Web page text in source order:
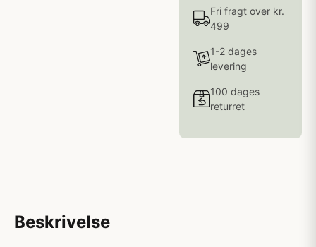
Fri fragt over kr.
499
1-2 dages
levering
100 dages
returret
Beskrivelse